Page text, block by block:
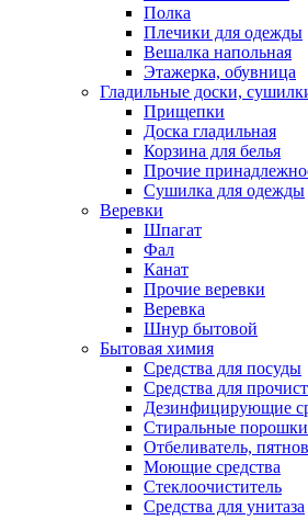
Полка
Плечики для одежды
Вешалка напольная
Этажерка, обувница
Гладильные доски,
Прищепки
Доска гладильная
Корзина для белья
Прочие
Сушилка для одежды
Веревки
Шпагат
Фал
Канат
Прочие веревки
Веревка
Шнур бытовой
Бытовая химия
Средства для посуды
Средства для
Дезинфицирующие
Стиральные порошки
Отбеливатель,
Моющие средства
Стеклоочиститель
Средства для унитаза